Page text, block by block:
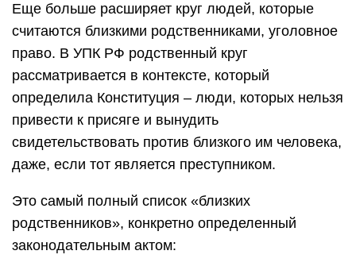
Еще больше расширяет круг людей, которые
считаются близкими родственниками, уголовное
право. В УПК РФ родственный круг
рассматривается в контексте, который
определила Конституция – люди, которых нельзя
привести к присяге и вынудить
свидетельствовать против близкого им человека,
даже, если тот является преступником.
Это самый полный список «близких
родственников», конкретно определенный
законодательным актом: